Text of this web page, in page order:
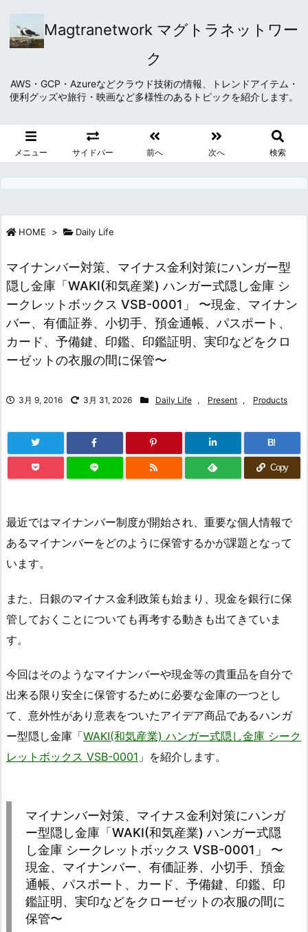
Magtranetwork マグトラネットワー
ク
AWS・GCP・Azureなどクラウド技術の情報、トレンドアイテム・
便利グッズや旅行・映画など多様性のあるトピックを紹介します。
メニュー サイドバー 前へ 次へ 検索
HOME > Daily Life
マイナンバー対策、マイナス金利対策にハンガー型
隠し金庫「WAKI(和気産業) ハンガー式隠し金庫 シ
ークレットボックス VSB-0001」 〜現金、マイナン
バー、有価証券、小切手、預金通帳、パスポート、
カード、予備鍵、印鑑、印鑑証明、実印などをクロ
ーゼットの衣服の間に保管〜
3月 9, 2016 3月 31, 2026 Daily Life , Present , Products
B!
Copy
最近ではマイナンバー制度が開始され、重要な個人情報で
あるマイナンバーをどのように保管するかが課題となって
います。
また、日銀のマイナス金利政策も始まり、現金を銀行に保
管しておくことについても再考する動きも出てきていま
す。
今回はそのようなマイナンバーや現金等の貴重品を自分で
出来る限り安全に保管するために必要な金庫の一つとし
て、意外性があり意表をついたアイデア商品であるハンガ
ー型隠し金庫「WAKI(和気産業) ハンガー式隠し金庫 シーク
レットボックス VSB-0001 」を紹介します。
マイナンバー対策、マイナス金利対策にハンガ
ー型隠し金庫「WAKI(和気産業) ハンガー式隠
し金庫 シークレットボックス VSB-0001」 〜
現金、マイナンバー、有価証券、小切手、預金
通帳、パスポート、カード、予備鍵、印鑑、印
鑑証明、実印などをクローゼットの衣服の間に
保管〜